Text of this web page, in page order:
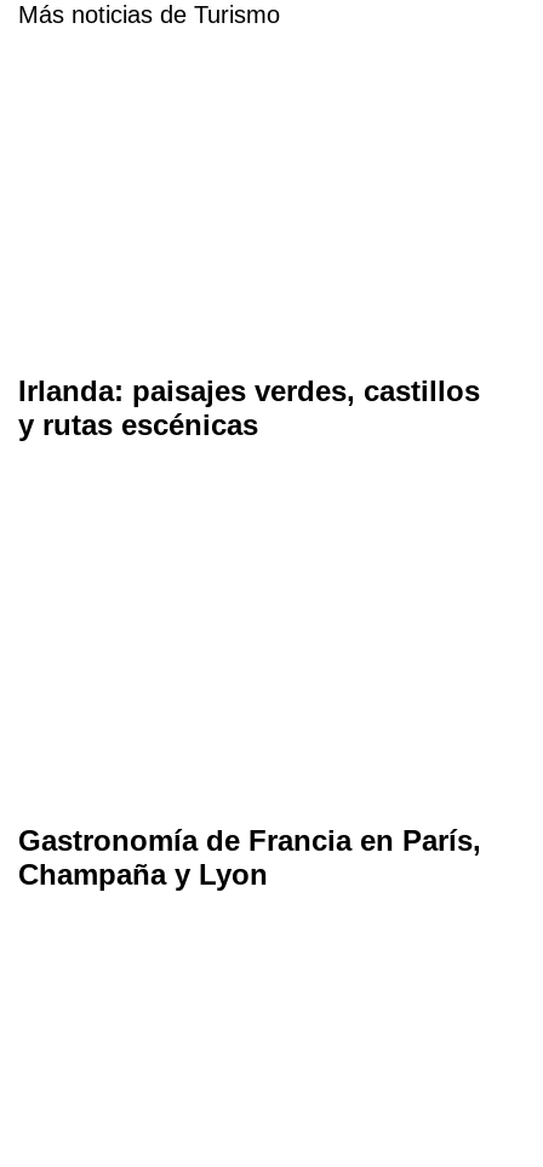
Más noticias de Turismo
Irlanda: paisajes verdes, castillos
y rutas escénicas
Gastronomía de Francia en París,
Champaña y Lyon